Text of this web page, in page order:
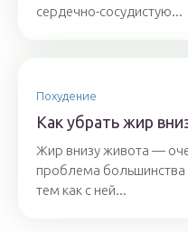
сердечно-сосудистую...
Похудение
Как убрать жир
Жир внизу живота —
проблема
тем как с ней...